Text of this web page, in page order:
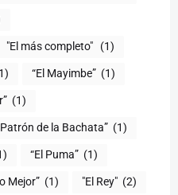
"El más completo" ​ (1)
“El Mayimbe” (1)
(1)
Patrón de la Bachata” (1)
“El Puma” (1)
Mejor” (1) "El Rey" (2)